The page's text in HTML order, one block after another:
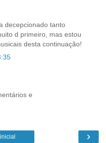
decepcionado tanto
d primeiro, mas estou
desta continuação!
e
›